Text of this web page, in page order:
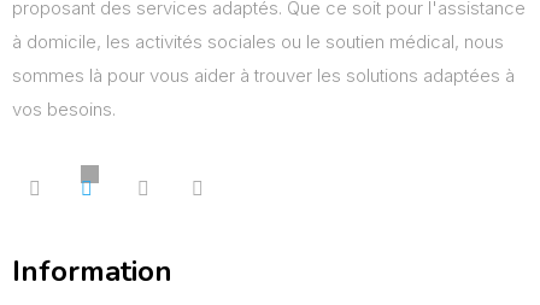
proposant des services adaptés. Que ce soit pour l'assistance
à domicile, les activités sociales ou le soutien médical, nous
sommes là pour vous aider à trouver les solutions adaptées à
vos besoins.
Information